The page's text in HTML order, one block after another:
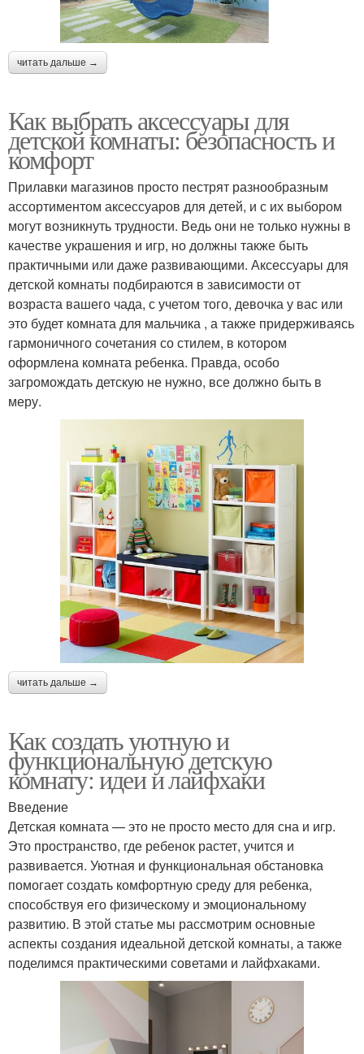
читать дальше →
Как выбрать аксессуары для
детской комнаты: безопасность и
комфорт
Прилавки магазинов просто пестрят разнообразным
ассортиментом аксессуаров для детей, и с их выбором
могут возникнуть трудности. Ведь они не только нужны в
качестве украшения и игр, но должны также быть
практичными или даже развивающими. Аксессуары для
детской комнаты подбираются в зависимости от
возраста вашего чада, с учетом того, девочка у вас или
это будет комната для мальчика , а также придерживаясь
гармоничного сочетания со стилем, в котором
оформлена комната ребенка. Правда, особо
загромождать детскую не нужно, все должно быть в
меру.
читать дальше →
Как создать уютную и
функциональную детскую
комнату: идеи и лайфхаки
Введение
Детская комната — это не просто место для сна и игр.
Это пространство, где ребенок растет, учится и
развивается. Уютная и функциональная обстановка
помогает создать комфортную среду для ребенка,
способствуя его физическому и эмоциональному
развитию. В этой статье мы рассмотрим основные
аспекты создания идеальной детской комнаты, а также
поделимся практическими советами и лайфхаками.